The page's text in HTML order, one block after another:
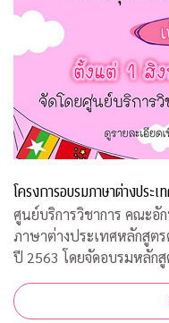
โครงการอบรมภาษาต่างประ
ศูนย์บริการวิชาการ คณะอั
ภาษาต่างประเทศหลักสูต
ปี 2563 โดยจัดอบรมหลัก
สอนและผู้เข้าร่วมการอบ
ทำให้ไม่สามารถจัดอบรมใ